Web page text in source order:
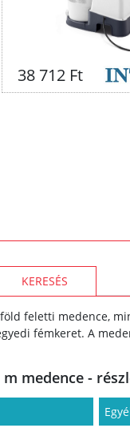
38 712 Ft
KERESÉS
feletti medence,
fémkeret. A
m medence -